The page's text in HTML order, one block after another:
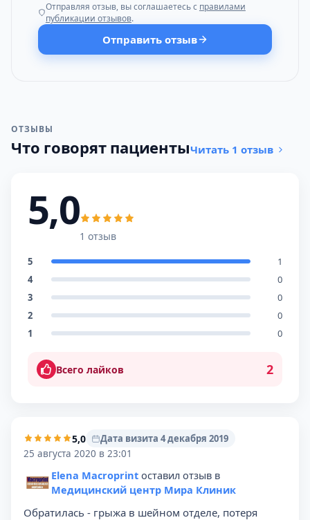
Отправляя отзыв, вы соглашаетесь с правилами
публикации отзывов.
Отправить отзыв
ОТЗЫВЫ
Что говорят пациентыЧитать 1 отзыв
5,0
1 отзыв
5
1
4
0
3
0
2
0
1
0
Всего лайков 2
5,0
Дата визита 4 декабря 2019
25 августа 2020 в 23:01
Elena Macroprint оставил отзыв в
Медицинский центр Мира Клиник
Обратилась - грыжа в шейном отделе, потеря